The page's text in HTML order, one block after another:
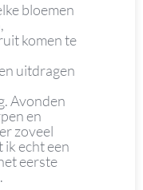
bloemen
komen te
uitdragen
Avonden
en
zoveel
ik echt een
eerste